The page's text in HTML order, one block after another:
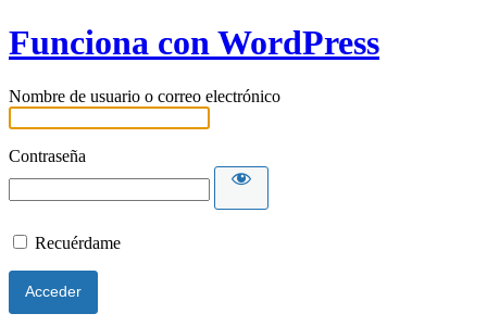
Funciona con WordPress
Nombre de usuario o correo electrónico
Contraseña
Recuérdame